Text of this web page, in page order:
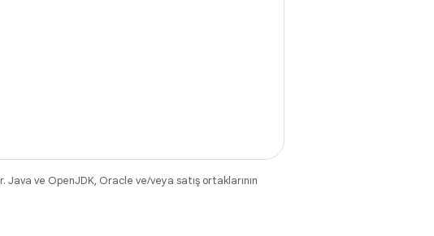
Java ve OpenJDK, Oracle ve/veya satış ortaklarının